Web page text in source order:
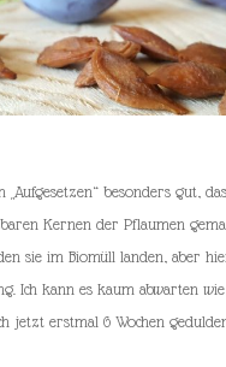
besonders gut,
Kernen der Pflaumen
sie im Biomüll landen, aber
Ich kann es kaum abwarten wie
jetzt erstmal 6 Wochen